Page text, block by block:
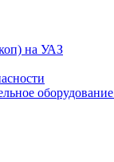
на УАЗ
оборудование